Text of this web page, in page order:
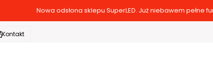
Nowa odsłona sklepu SuperLED. Już niebawem pełne
Kontakt